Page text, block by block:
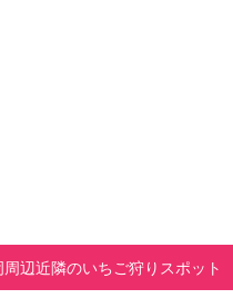
辺近隣のいちご狩りスポット